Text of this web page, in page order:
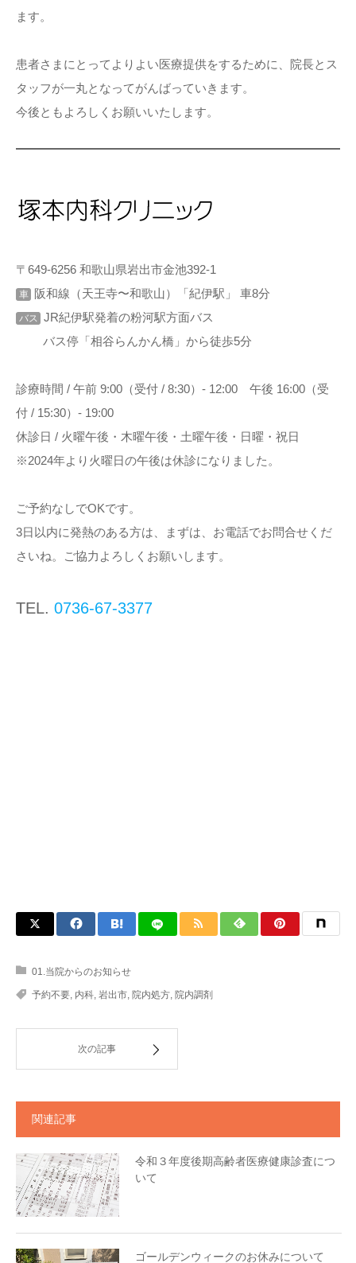
ます。
患者さまにとってよりよい医療提供をするために、院長とス
タッフが一丸となってがんばっていきます。
今後ともよろしくお願いいたします。
〒649-6256 和歌山県岩出市金池392-1
車 阪和線（天王寺〜和歌山）「紀伊駅」 車8分
バス
JR紀伊駅発着の粉河駅方面バス
バス停「相谷らんかん橋」から徒歩5分
診療時間 / 午前 9:00（受付 / 8:30）- 12:00 午後 16:00（受
付 / 15:30）- 19:00
休診日 / 火曜午後・木曜午後・土曜午後・日曜・祝日
※2024年より火曜日の午後は休診になりました。
ご予約なしでOKです。
3日以内に発熱のある方は、まずは、お電話でお問合せくだ
さいね。ご協力よろしくお願いします。
TEL. 0736-67-3377
01.当院からのお知らせ
予約不要 内科 岩出市 院内処方 院内調剤
次の記事
関連記事
令和３年度後期高齢者医療健康診査につ
いて
ゴールデンウィークのお休みについて